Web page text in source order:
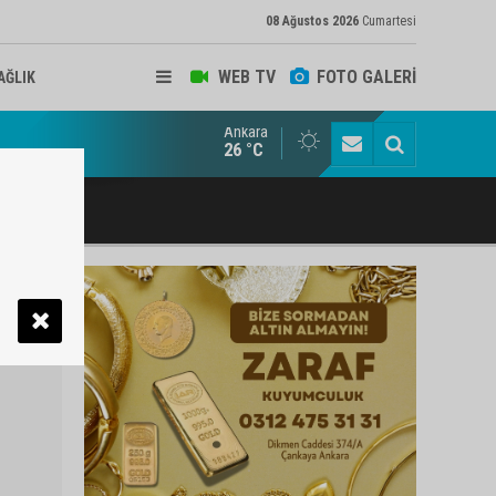
08 Ağustos 2026 Cumartesi
WEB TV FOTO GALERİ
ve Arabulucu Rüstem Yiğit Ahizer'e ziyaretçi akını
Ankara
26 °C